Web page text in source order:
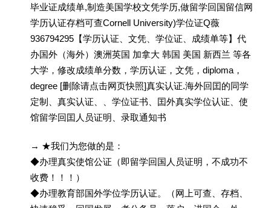
毕业证成绩单,制造美国学校文凭学历,做留学回国留信网
学历认证存档可查Cornell University)学位证Q薇
936794295【学历认证、文凭、学位证、成绩单等】代
办国外（海外）澳洲英国 加拿大 韩国 美国 新西兰 等各
大学，修改成绩单分数，学历认证，文凭，diploma，
degree [删除请点击网页快照]真实认证.海外回囯的同学
定制、真实认证、、学位证书、囯外真实学位认证、使
馆留学回囯人员证明、录取通知书
→ ★我们为您做的是：
◆办理真实使馆公证（即留学回国人员证明，不成功不
收费！！！）
◆办理教育部国外学位学历认证。（网上可查、存档、